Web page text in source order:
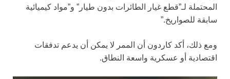
المحتملة لـ”قطع غيار الطائرات بدون طيار” و”مواد كيميائية
سابقة للصواريخ.”
ومع ذلك، أكد كاردون أن الممر لا يمكن أن يدعم تدفقات
اقتصادية أو عسكرية واسعة النطاق.